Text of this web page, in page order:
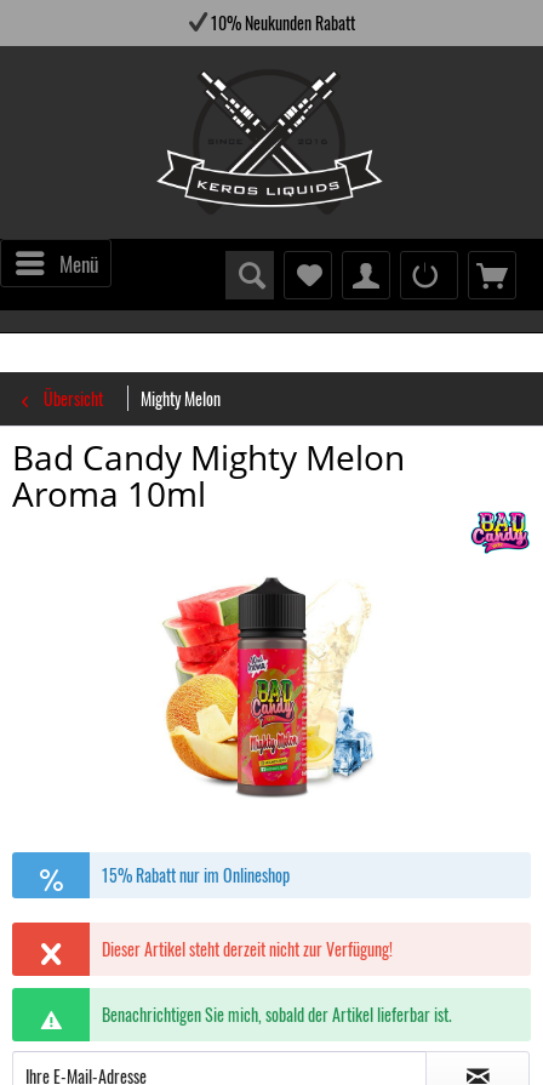
10% Neukunden Rabatt
Menü
Übersicht Mighty Melon
Bad Candy Mighty Melon
Aroma 10ml
15% Rabatt nur im Onlineshop
Dieser Artikel steht derzeit nicht zur Verfügung!
Benachrichtigen Sie mich, sobald der Artikel lieferbar ist.